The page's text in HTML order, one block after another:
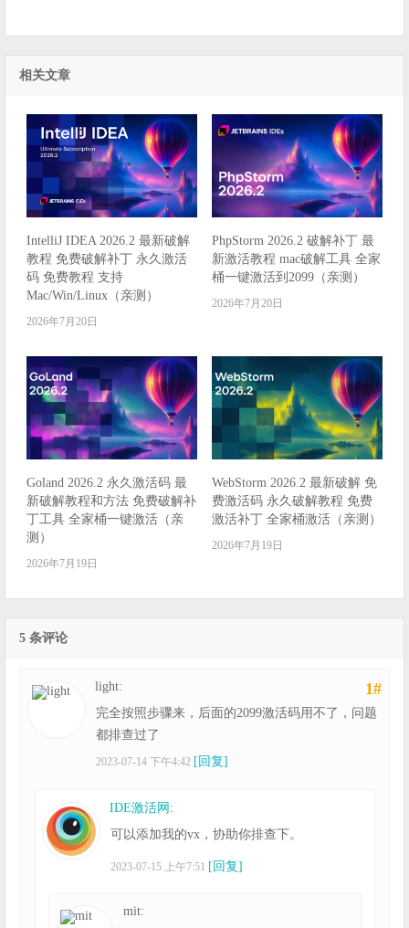
相关文章
IntelliJ IDEA 2026.2 最新破解
教程 免费破解补丁 永久激活
码 免费教程 支持
Mac/Win/Linux（亲测）
2026年7月20日
PhpStorm 2026.2 破解补丁 最
新激活教程 mac破解工具 全家
桶一键激活到2099（亲测）
2026年7月20日
Goland 2026.2 永久激活码 最
新破解教程和方法 免费破解补
丁工具 全家桶一键激活（亲
测）
2026年7月19日
WebStorm 2026.2 最新破解 免
费激活码 永久破解教程 免费
激活补丁 全家桶激活（亲测）
2026年7月19日
5 条评论
1#
light:
完全按照步骤来，后面的2099激活码用不了，问题
都排查过了
2023-07-14 下午4:42 [回复]
IDE激活网 :
可以添加我的vx，协助你排查下。
2023-07-15 上午7:51 [回复]
mit: